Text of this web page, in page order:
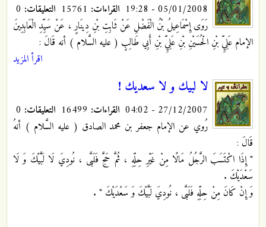
05/01/2008 - 19:28 القراءات: التعليقات:
رَوَى إِسْمَاعِيلُ بْنُ الْفَضْلِ عَنْ ثَابِتِ بْنِ دِينَارٍ ، عَنْ سَيِّدِ الْعَابِدِينَ
الإمام عَلِيِّ بْنِ الْحُسَيْنِ بْنِ عَلِيِّ بْنِ أَبِي طَالِبٍ ( عليه السَّلام ) أنه قَالَ :
اقرأ المزيد
لا لبيك و لا سعديك !
27/12/2007 - 04:02 القراءات: التعليقات:
رُوي عن الإمام جعفر بن محمد الصادق ( عليه السَّلام ) أنهُ
قَالَ :
" إِذَا اكْتَسَبَ الرَّجُلُ مَالًا مِنْ غَيْرِ حِلِّهِ ، ثُمَّ حَجَّ فَلَبَّى ، نُودِيَ لَا لَبَّيْكَ وَ لَا
سَعْدَيْكَ .
وَ إِنْ كَانَ مِنْ حِلِّهِ فَلَبَّى ، نُودِيَ لَبَّيْكَ وَ سَعْدَيْكَ " .